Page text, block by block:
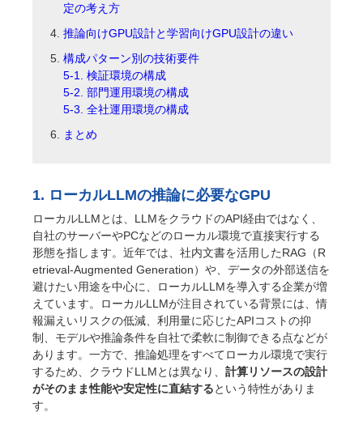
定の考え方
推論向けGPU設計と学習向けGPU設計の違い
構成パターン別の技術要件
5-1. 検証環境の構成
5-2. 部門運用環境の構成
5-3. 全社運用環境の構成
まとめ
1. ローカルLLMの推論に必要なGPU
ローカルLLMとは、LLMをクラウドのAPI経由ではなく、
自社のサーバーやPCなどのローカル環境で直接実行する
形態を指します。近年では、社内文書を活用したRAG（R
etrieval-Augmented Generation）や、データの外部送信を
避けたい用途を中心に、ローカルLLMを導入する企業が増
えています。ローカルLLMが注目されている背景には、情
報漏えいリスクの低減、利用量に応じたAPIコストの抑
制、モデルや推論条件を自社で柔軟に制御できる点などが
あります。一方で、推論処理をすべてローカル環境で実行
するため、クラウドLLMとは異なり、 計算リソースの設計
がそのまま性能や安定性に直結するという特性がありま
す。